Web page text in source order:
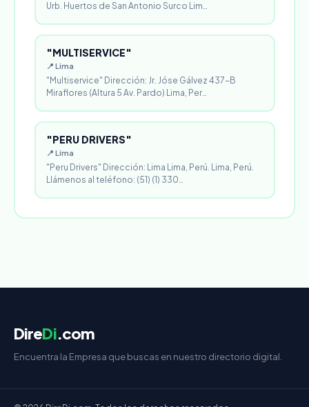
Urb. Huertos de San Antonio Surco Lim…
"MULTISERVICE"
📍 Lima
"Multiservice" Dirección: Jr. Jóse Gálvez 437-B
Miraflores (Altura 5 Av. Pardo) Lima, Per…
"PERU DRIVERS"
📍 Lima
"Peru Drivers" Dirección: Lima Lima, Perú. Lima, Perú.
Llámenos al teléfono: (51) (1) 330…
DireDi.com
Encuentra la Empresa que buscas en nuestro directorio digital.